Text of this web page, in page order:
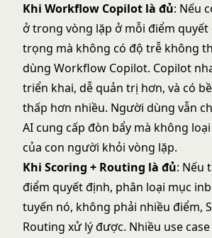
Khi Workflow Copilot là đủ: Nếu
ở trong vòng lặp ở mỗi điểm quyết
trọng mà không có độ trễ không
dùng Workflow Copilot. Copilot
triển khai, dễ quản trị hơn, và có
thấp hơn nhiều. Người dùng vẫn
AI cung cấp đòn bẩy mà không
của con người khỏi vòng lặp.
Khi Scoring + Routing là đủ: Nếu
điểm quyết định, phân loại mục
tuyến nó, không phải nhiều điểm,
Routing xử lý được. Nhiều use